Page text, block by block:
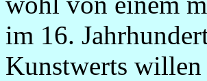
im 16.
Kunstwerts willen